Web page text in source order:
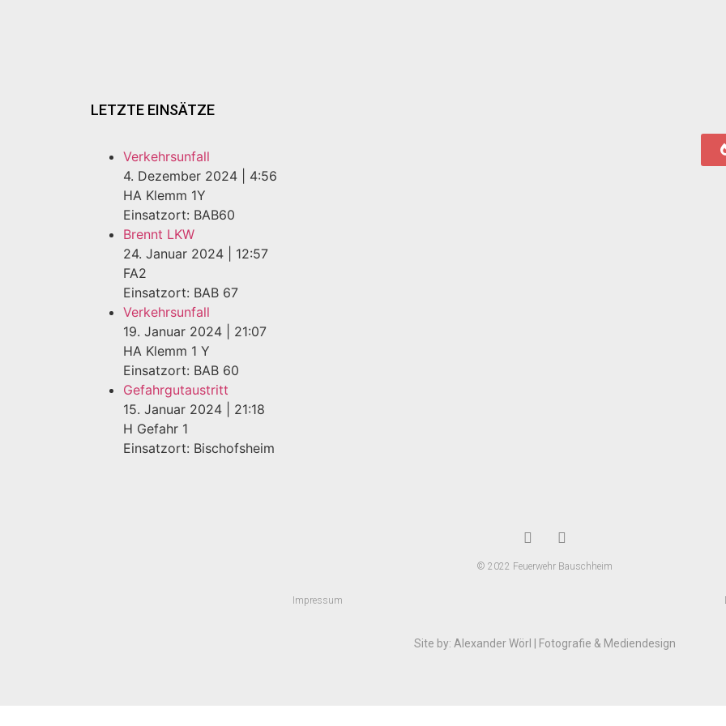
LETZTE EINSÄTZE
Verkehrsunfall
4. Dezember 2024
4:56
HA Klemm 1Y
Einsatzort: BAB60
Brennt LKW
24. Januar 2024
12:57
FA2
Einsatzort: BAB 67
Verkehrsunfall
19. Januar 2024
21:07
HA Klemm 1 Y
Einsatzort: BAB 60
Gefahrgutaustritt
15. Januar 2024
21:18
H Gefahr 1
Einsatzort: Bischofsheim
© 2022 Feuerwehr Bauschheim
Impressum
Site by: Alexander Wörl | Fotografie & Mediendesign